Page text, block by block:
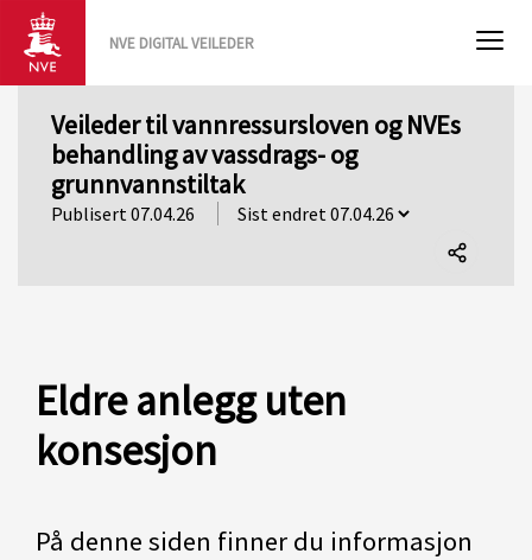
NVE DIGITAL VEILEDER
Veileder til vannressursloven og NVEs
behandling av vassdrags- og
grunnvannstiltak
Publisert 07.04.26
Eldre anlegg uten
konsesjon
På denne siden finner du informasjon